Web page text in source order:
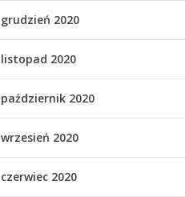
grudzień 2020
listopad 2020
październik 2020
wrzesień 2020
czerwiec 2020